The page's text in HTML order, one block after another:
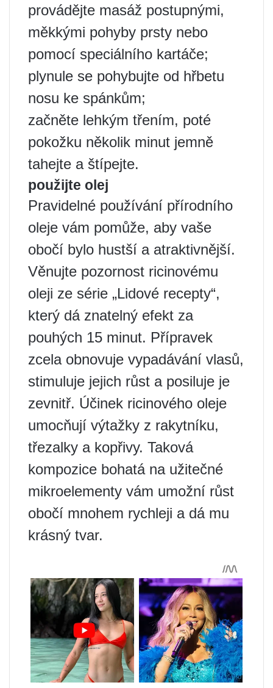
provádějte masáž postupnými,
měkkými pohyby prsty nebo
pomocí speciálního kartáče;
plynule se pohybujte od hřbetu
nosu ke spánkům;
začněte lehkým třením, poté
pokožku několik minut jemně
tahejte a štípejte.
použijte olej
Pravidelné používání přírodního
oleje vám pomůže, aby vaše
obočí bylo hustší a atraktivnější.
Věnujte pozornost ricinovému
oleji ze série „Lidové recepty“,
který dá znatelný efekt za
pouhých 15 minut. Přípravek
zcela obnovuje vypadávání vlasů,
stimuluje jejich růst a posiluje je
zevnitř. Účinek ricinového oleje
umocňují výtažky z rakytníku,
třezalky a kopřivy. Taková
kompozice bohatá na užitečné
mikroelementy vám umožní růst
obočí mnohem rychleji a dá mu
krásný tvar.